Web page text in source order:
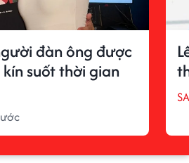
đàn ông được
suốt thời gian